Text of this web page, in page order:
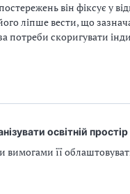
він фіксує у
ліпше вести, що
потреби скоригувати
освітній простір
вимогами її